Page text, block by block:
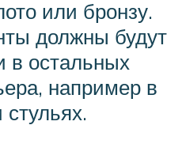
или бронзу.
должны будут
в остальных
например в